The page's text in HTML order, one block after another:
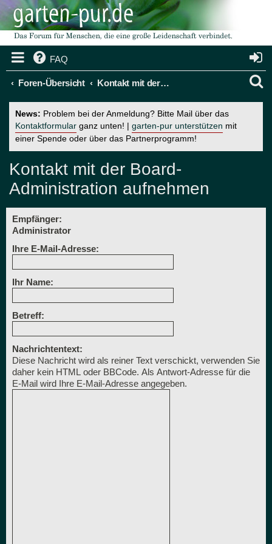
FAQ
Foren-Übersicht Kontakt mit der Board-Administration aufnehmen
News: Problem bei der Anmeldung? Bitte Mail über das
Kontaktformular ganz unten! | garten-pur unterstützen mit
einer Spende oder über das Partnerprogramm!
Kontakt mit der Board-
Administration aufnehmen
Empfänger:
Administrator
Ihre E-Mail-Adresse:
Ihr Name:
Betreff:
Nachrichtentext:
Diese Nachricht wird als reiner Text verschickt, verwenden Sie
daher kein HTML oder BBCode. Als Antwort-Adresse für die
E-Mail wird Ihre E-Mail-Adresse angegeben.